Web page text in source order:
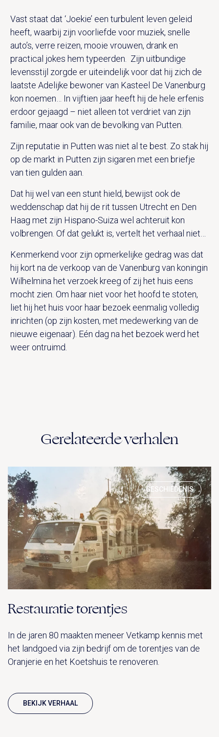
Vast staat dat ‘Joekie’ een turbulent leven geleid
heeft, waarbij zijn voorliefde voor muziek, snelle
auto’s, verre reizen, mooie vrouwen, drank en
practical jokes hem typeerden. Zijn uitbundige
levensstijl zorgde er uiteindelijk voor dat hij zich de
laatste Adelijke bewoner van Kasteel De Vanenburg
kon noemen… In vijftien jaar heeft hij de hele erfenis
erdoor gejaagd – niet alleen tot verdriet van zijn
familie, maar ook van de bevolking van Putten.
Zijn reputatie in Putten was niet al te best. Zo stak hij
op de markt in Putten zijn sigaren met een briefje
van tien gulden aan.
Dat hij wel van een stunt hield, bewijst ook de
weddenschap dat hij de rit tussen Utrecht en Den
Haag met zijn Hispano-Suiza wel achteruit kon
volbrengen. Of dat gelukt is, vertelt het verhaal niet…
Kenmerkend voor zijn opmerkelijke gedrag was dat
hij kort na de verkoop van de Vanenburg van koningin
Wilhelmina het verzoek kreeg of zij het huis eens
mocht zien. Om haar niet voor het hoofd te stoten,
liet hij het huis voor haar bezoek eenmalig volledig
inrichten (op zijn kosten, met medewerking van de
nieuwe eigenaar). Eén dag na het bezoek werd het
weer ontruimd.
Gerelateerde verhalen
GESCHIEDENIS
Restauratie torentjes
In de jaren 80 maakten meneer Vetkamp kennis met
het landgoed via zijn bedrijf om de torentjes van de
Oranjerie en het Koetshuis te renoveren.
BEKIJK VERHAAL